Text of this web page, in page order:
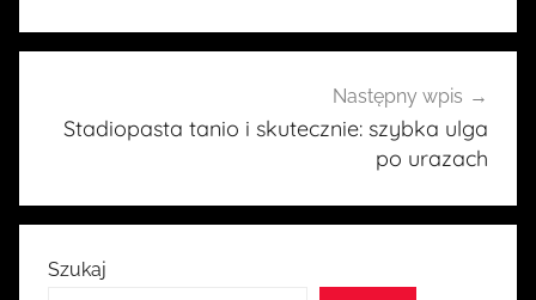
Następny wpis
Stadiopasta tanio i skutecznie: szybka ulga
po urazach
Szukaj